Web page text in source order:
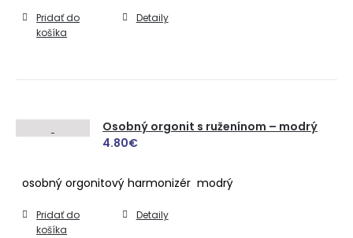
Pridať do
košíka
Detaily
Osobný orgonit s ruženínom – modrý
4.80€
osobný orgonitový harmonizér modrý
Pridať do
košíka
Detaily